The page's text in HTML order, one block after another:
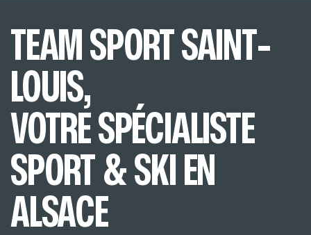
TEAM SPORT SAINT-
LOUIS,
VOTRE SPÉCIALISTE
SPORT & SKI EN
ALSACE